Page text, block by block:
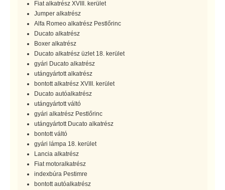
Fiat alkatrész XVIII. kerület
Jumper alkatrész
Alfa Romeo alkatrész Pestlőrinc
Ducato alkatrész
Boxer alkatrész
Ducato alkatrész üzlet 18. kerület
gyári Ducato alkatrész
utángyártott alkatrész
bontott alkatrész XVIII. kerület
Ducato autóalkatrész
utángyártott váltó
gyári alkatrész Pestlőrinc
utángyártott Ducato alkatrész
bontott váltó
gyári lámpa 18. kerület
Lancia alkatrész
Fiat motoralkatrész
indexbúra Pestimre
bontott autóalkatrész